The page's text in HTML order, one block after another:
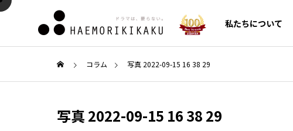
私たちについて
CMO/COOロール
コラム 写真 2022-09-15 16 38 29
写真 2022-09-15 16 38 29